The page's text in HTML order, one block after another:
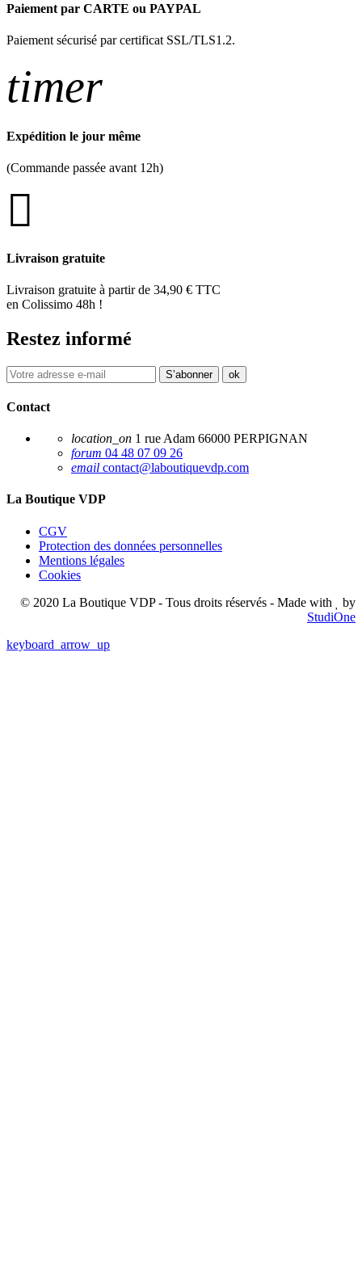
Paiement par CARTE ou PAYPAL
Paiement sécurisé par certificat SSL/TLS1.2.
timer
Expédition le jour même
(Commande passée avant 12h)
Livraison gratuite
Livraison gratuite à partir de 34,90 € TTC
en Colissimo 48h !
Restez informé
Contact
location_on 1 rue Adam 66000 PERPIGNAN
forum 04 48 07 09 26
email contact@laboutiquevdp.com
La Boutique VDP
CGV
Protection des données personnelles
Mentions légales
Cookies
© 2020 La Boutique VDP - Tous droits réservés - Made with
by
StudiOne
keyboard_arrow_up